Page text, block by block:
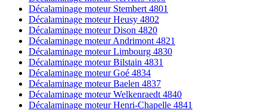
Décalaminage moteur Stembert 4801
Décalaminage moteur Heusy 4802
Décalaminage moteur Dison 4820
Décalaminage moteur Andrimont 4821
Décalaminage moteur Limbourg 4830
Décalaminage moteur Bilstain 4831
Décalaminage moteur Goé 4834
Décalaminage moteur Baelen 4837
Décalaminage moteur Welkenraedt 4840
Décalaminage moteur Henri-Chapelle 4841